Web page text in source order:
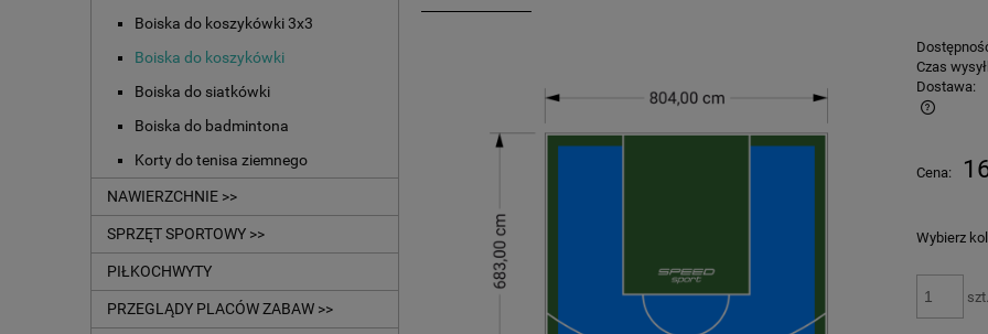
Boiska do koszykówki 3x3
Boiska do koszykówki
Boiska do siatkówki
Boiska do badmintona
Korty do tenisa ziemnego
NAWIERZCHNIE >>
SPRZĘT SPORTOWY >>
PIŁKOCHWYTY
PRZEGLĄDY PLACÓW ZABAW >>
Czas
Dostawa:
Cena:
Wybierz
szt.